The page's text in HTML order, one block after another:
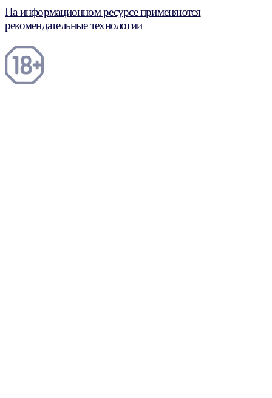
На информационном ресурсе применяются
рекомендательные технологии